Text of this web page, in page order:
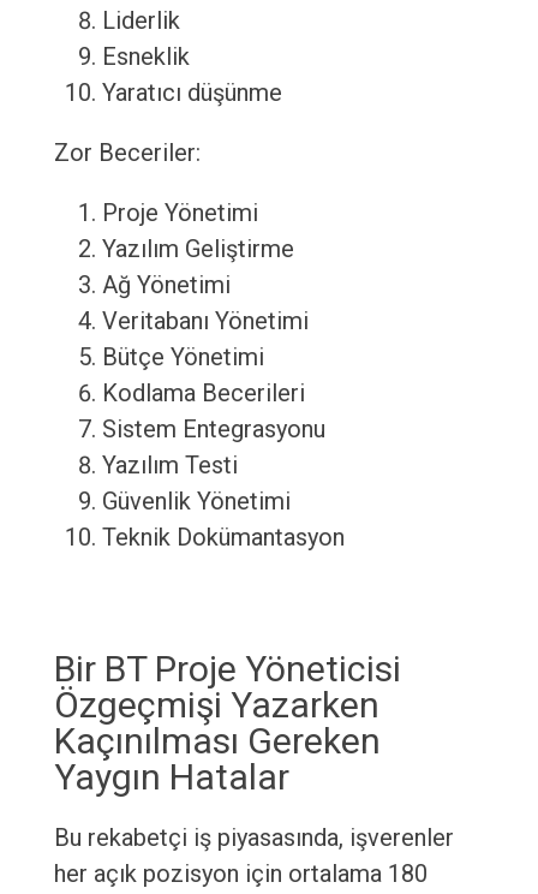
Liderlik
Esneklik
Yaratıcı düşünme
Zor Beceriler:
Proje Yönetimi
Yazılım Geliştirme
Ağ Yönetimi
Veritabanı Yönetimi
Bütçe Yönetimi
Kodlama Becerileri
Sistem Entegrasyonu
Yazılım Testi
Güvenlik Yönetimi
Teknik Dokümantasyon
Bir BT Proje Yöneticisi
Özgeçmişi Yazarken
Kaçınılması Gereken
Yaygın Hatalar
Bu rekabetçi iş piyasasında, işverenler
her açık pozisyon için ortalama 180